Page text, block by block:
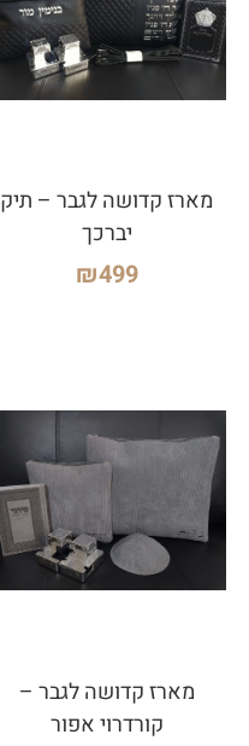
מארז קדושה לגבר – תיק
יברכך
₪499
מארז קדושה לגבר –
קורדרוי אפור